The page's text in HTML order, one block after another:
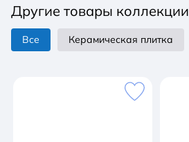
Другие товары коллекции
Все Керамическая плитка